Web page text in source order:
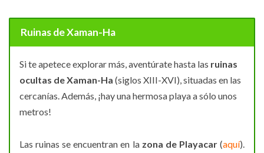
Ruinas deXaman-Ha
Si te apetece explorar más, aventúrate hasta las ruinas
ocultas de Xaman-Ha (siglos XIII-XVI), situadas en las
cercanías. Además, ¡hay una hermosa playa a sólo unos
metros!
Las ruinas se encuentran en la zona de Playacar(aquí).